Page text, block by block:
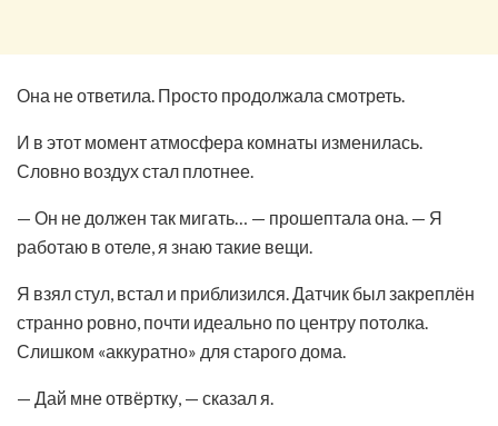
Она не ответила. Просто продолжала смотреть.
И в этот момент атмосфера комнаты изменилась.
Словно воздух стал плотнее.
— Он не должен так мигать… — прошептала она. — Я
работаю в отеле, я знаю такие вещи.
Я взял стул, встал и приблизился. Датчик был закреплён
странно ровно, почти идеально по центру потолка.
Слишком «аккуратно» для старого дома.
— Дай мне отвёртку, — сказал я.